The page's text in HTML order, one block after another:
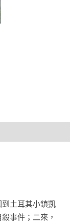
土耳其小鎮凱
事件；二來，